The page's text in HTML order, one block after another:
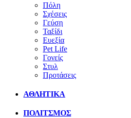
Πόλη
Σχέσεις
Γεύση
Ταξίδι
Ευεξία
Pet Life
Γονείς
Στυλ
Προτάσεις
ΑΘΛΗΤΙΚΑ
ΠΟΛΙΤΣΜΟΣ